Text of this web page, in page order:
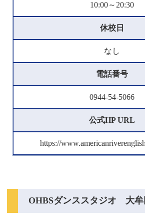
10:00～20:30
休校日
なし
電話番号
0944-54-5066
公式HP URL
https://
OHBSダンススタジオ 大牟